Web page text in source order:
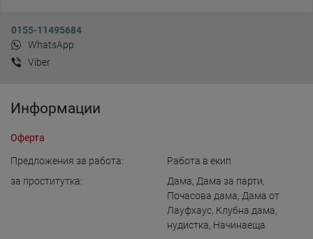
0155-11495684
WhatsApp
Viber
Информации
Оферта
Предложения за работа:
Работа в екип
за проститутка:
Дама, Дама за парти,
Почасова дама, Дама от
Лауфхаус, Клубна дама,
нудистка, Начинаеща